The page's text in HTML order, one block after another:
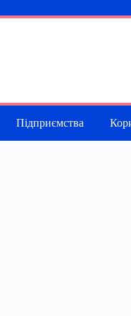
Підприємства